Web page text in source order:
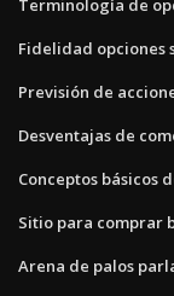
Terminología de
Fidelidad opciones
Previsión de
Desventajas de
Conceptos básicos
Sitio para comprar
Arena de palos